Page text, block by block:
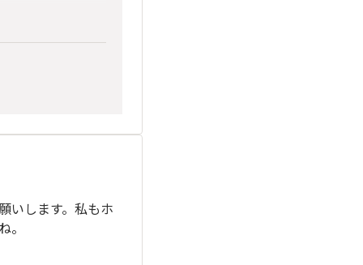
いします。私もホ
。